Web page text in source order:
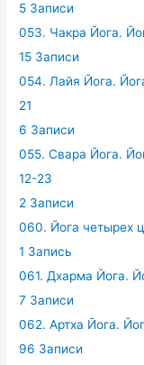
5 Записи
053. Чакра Йога.
15 Записи
054. Лайя Йога.
21
6 Записи
055. Свара Йога.
12-23
2 Записи
060. Йога четырех
1 Запись
061. Дхарма Йога.
7 Записи
062. Артха Йога.
96 Записи